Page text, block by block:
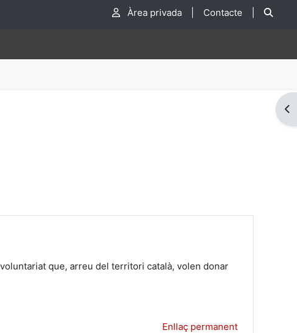
Àrea privada Contacte
que, arreu del territori català, volen donar
Enllaç permanent